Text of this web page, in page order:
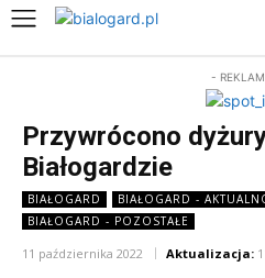
-
Przywrócono
Białogardzie
BIAŁOGARD
BIAŁOGARD -
BIAŁOGARD - POZOSTAŁE
11 października 2022 Aktualizacja: